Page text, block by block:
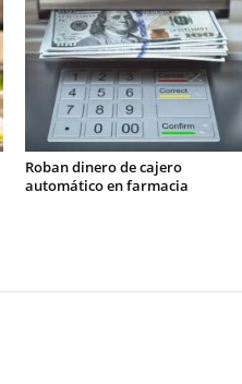
Roban dinero de cajero
automático en farmacia